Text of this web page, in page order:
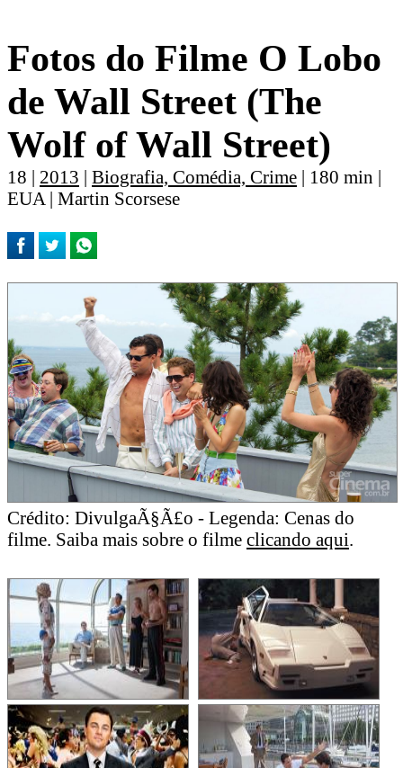
Fotos do Filme O Lobo
de Wall Street (The
Wolf of Wall Street)
18 | 2013 | Biografia, Comédia, Crime | 180 min |
EUA | Martin Scorsese
Crédito: DivulgaÃ§Ã£o - Legenda: Cenas do
filme. Saiba mais sobre o filme clicando aqui.